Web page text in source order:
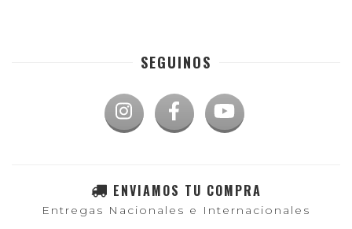
SEGUINOS
ENVIAMOS TU COMPRA
Entregas Nacionales e Internacionales